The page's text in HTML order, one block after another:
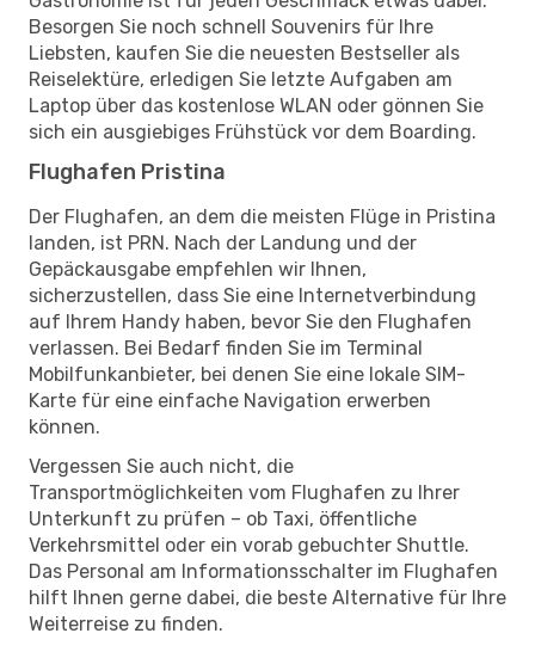
Besorgen Sie noch schnell Souvenirs für Ihre
Liebsten, kaufen Sie die neuesten Bestseller als
Reiselektüre, erledigen Sie letzte Aufgaben am
Laptop über das kostenlose WLAN oder gönnen Sie
sich ein ausgiebiges Frühstück vor dem Boarding.
Flughafen Pristina
Der Flughafen, an dem die meisten Flüge in Pristina
landen, ist PRN. Nach der Landung und der
Gepäckausgabe empfehlen wir Ihnen,
sicherzustellen, dass Sie eine Internetverbindung
auf Ihrem Handy haben, bevor Sie den Flughafen
verlassen. Bei Bedarf finden Sie im Terminal
Mobilfunkanbieter, bei denen Sie eine lokale SIM-
Karte für eine einfache Navigation erwerben
können.
Vergessen Sie auch nicht, die
Transportmöglichkeiten vom Flughafen zu Ihrer
Unterkunft zu prüfen – ob Taxi, öffentliche
Verkehrsmittel oder ein vorab gebuchter Shuttle.
Das Personal am Informationsschalter im Flughafen
hilft Ihnen gerne dabei, die beste Alternative für Ihre
Weiterreise zu finden.